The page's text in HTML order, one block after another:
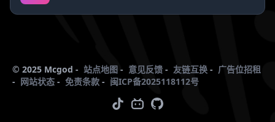
© 2025 Mcgod - 站点地图 - 意见反馈 - 友链互换 - 广告位招租
- 网站状态 - 免责条款 - 闽ICP备2025118112号